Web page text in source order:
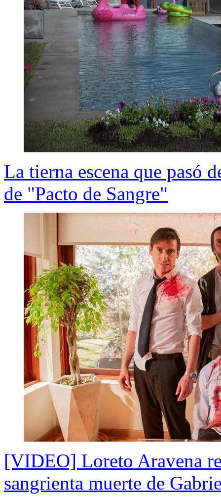
La tierna escena que pasó
de "Pacto de Sangre"
[VIDEO] Loreto Aravena
sangrienta muerte de